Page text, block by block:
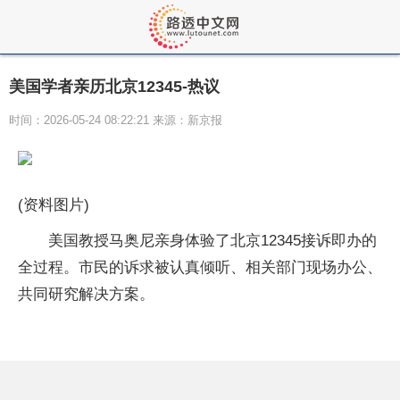
美国学者亲历北京12345-热议
时间：2026-05-24 08:22:21 来源：新京报
(资料图片)
美国教授马奥尼亲身体验了北京12345接诉即办的
全过程。市民的诉求被认真倾听、相关部门现场办公、
共同研究解决方案。